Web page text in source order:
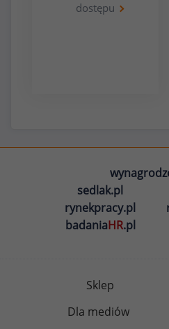
dostępu
sedlak.pl
rynekpracy.pl
badaniaHR.pl
Sklep
Dla mediów